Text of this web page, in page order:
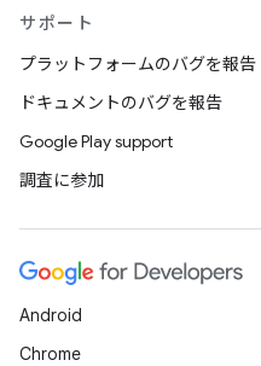
サポート
プラットフォームのバグを報告
ドキュメントのバグを報告
Google Play support
調査に参加
Android
Chrome